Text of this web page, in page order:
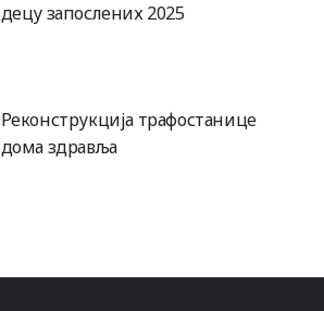
децу запослених 2025
Реконструкција трафостанице
дома здравља